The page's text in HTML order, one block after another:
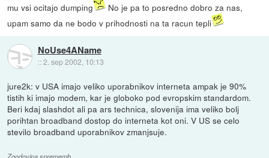
mu vsi ocitajo dumping
No je pa to posredno dobro za nas,
upam samo da ne bodo v prihodnosti na ta racun tepli
NoUse4AName
::2. sep 2002, 10:13
jure2k: v USA imajo veliko uporabnikov interneta ampak je 90%
tistih ki imajo modem, kar je globoko pod evropskim standardom.
Beri kdaj slashdot ali pa ars technica, slovenija ima veliko bolj
porihtan broadband dostop do interneta kot oni. V US se celo
stevilo broadband uporabnikov zmanjsuje.